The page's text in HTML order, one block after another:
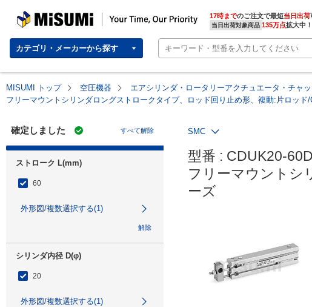
MISUMI | Your Time, Our Priority 17時までのご注文で最短当日出荷
当日出荷対象商品 135万点拡大中！
カテゴリ・メーカーから探す
MISUMI トップ 空圧機器 エアシリンダ・ロータリーアクチュエータ・チャッ
フリーマウントシリンダロングストロークタイプ、ロッド回り止め形、複動:片ロッド
確定しました すべて解除
ストローク L(mm)
60
外形図/複数選択する(1)
解除
シリンダ内径 D(φ)
20
外形図/複数選択する(1)
SMC
型番 : CDUK20-
フリーマウントシ
ーズ